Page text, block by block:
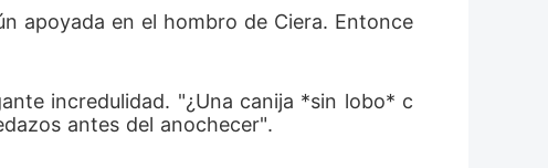
apoyada en el hombro de Ciera. Entonce
incredulidad. "¿Una canija *sin lobo* c
antes del anochecer".